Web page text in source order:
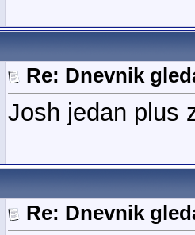
Re: Dnevnik
Josh jedan plus
Re: Dnevnik